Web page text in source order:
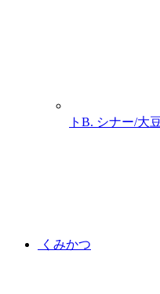
トB. シナー/大
くみかつ